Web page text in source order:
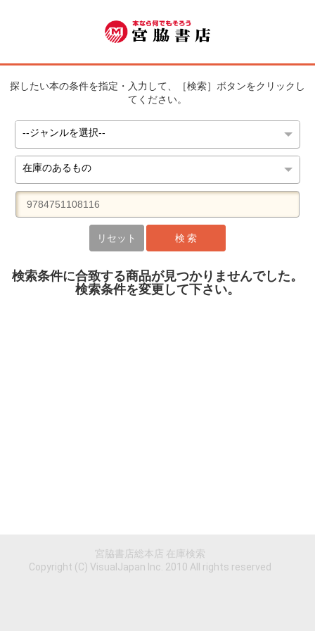
探したい本の条件を指定・入力して、［検索］ボタンをクリックし
てください。
リセット 検 索
検索条件に合致する商品が見つかりませんでした。
検索条件を変更して下さい。
宮脇書店総本店 在庫検索
Copyright (C) VisualJapan Inc. 2010 All rights reserved